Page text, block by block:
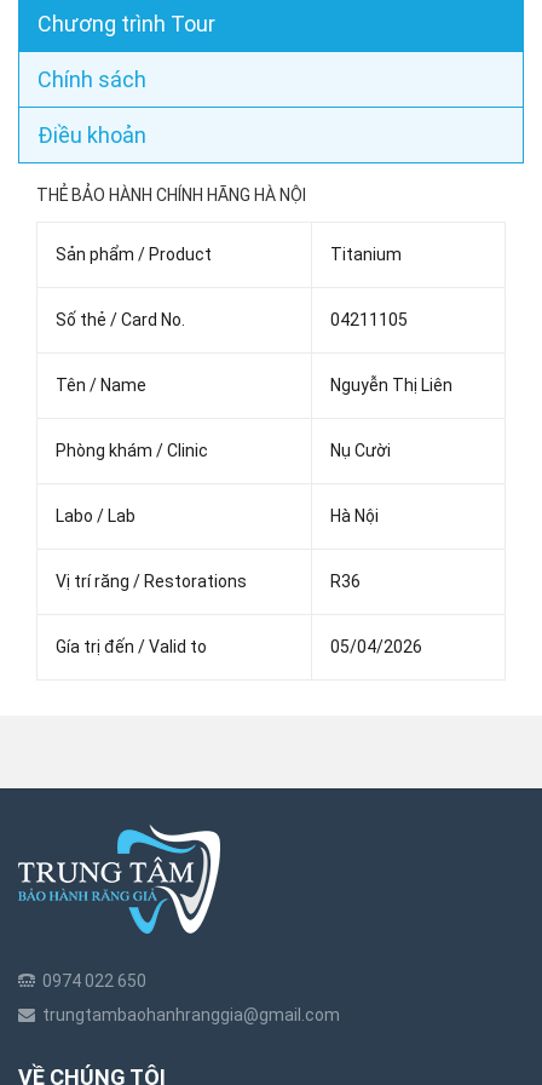
Chương trình Tour
Chính sách
Điều khoản
THẺ BẢO HÀNH CHÍNH HÃNG HÀ NỘI
Sản phẩm / Product Titanium
Số thẻ / Card No. 04211105
Tên / Name Nguyễn Thị Liên
Phòng khám / Clinic Nụ Cười
Labo / Lab Hà Nội
Vị trí răng / Restorations R36
Gía trị đến / Valid to 05/04/2026
0974 022 650
trungtambaohanhranggia@gmail.com
VỀ CHÚNG TÔI